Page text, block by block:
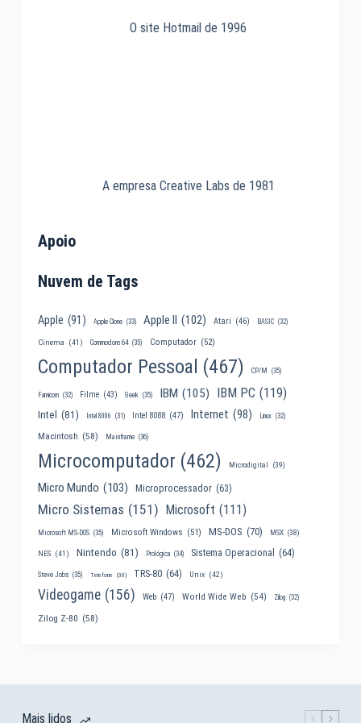
O site Hotmail de 1996
A empresa Creative Labs de 1981
Apoio
Nuvem de Tags
Apple (91) Apple Clone (33) Apple II (102) Atari (46) BASIC (32)
Cinema (41) Commodore 64 (35) Computador (52)
Computador Pessoal (467) CP/M (35)
Famicom (32) Filme (43) Geek (35) IBM (105) IBM PC (119)
Intel (81) Intel 8086 (31) Intel 8088 (47) Internet (98) Linux (32)
Macintosh (58) Mainframe (36)
Microcomputador (462) Microdigital (39)
Micro Mundo (103) Microprocessador (63)
Micro Sistemas (151) Microsoft (111)
Microsoft MS-DOS (35) Microsoft Windows (51) MS-DOS (70) MSX (38)
NES (41) Nintendo (81) Prológica (34) Sistema Operacional (64)
Steve Jobs (35) Telefone (30) TRS-80 (64) Unix (42)
Videogame (156) Web (47) World Wide Web (54) Zilog (32)
Zilog Z-80 (58)
Mais lidos